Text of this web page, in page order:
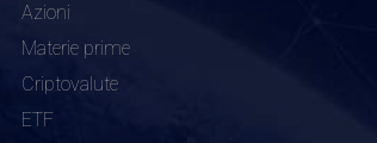
Azioni
Materie prime
Criptovalute
ETF